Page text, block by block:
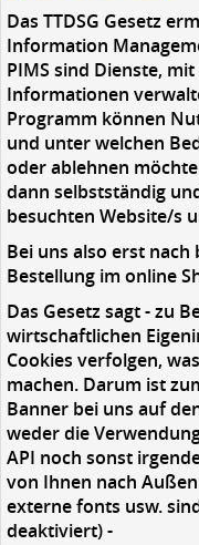
Das TTDSG Gesetz
Information
PIMS sind Dienste,
Informationen
Programm können
und unter welchen
oder ablehnen
dann selbstständig
besuchten Website/s
Bei uns also erst
Bestellung im online
Das Gesetz sagt - zu
wirtschaftlichen
Cookies verfolgen,
machen. Darum ist
Banner bei uns auf
weder die
API noch sonst
von Ihnen nach
externe fonts usw.
deaktiviert) -